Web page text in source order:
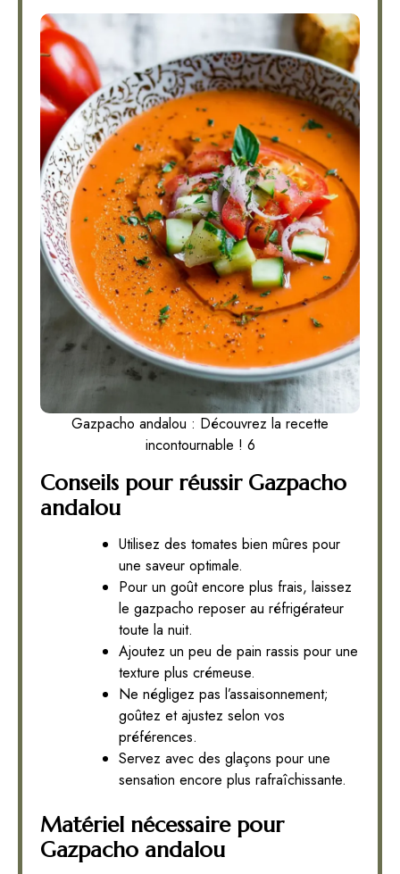
Gazpacho andalou : Découvrez la recette
incontournable ! 6
Conseils pour réussir Gazpacho
andalou
Utilisez des tomates bien mûres pour
une saveur optimale.
Pour un goût encore plus frais, laissez
le gazpacho reposer au réfrigérateur
toute la nuit.
Ajoutez un peu de pain rassis pour une
texture plus crémeuse.
Ne négligez pas l’assaisonnement;
goûtez et ajustez selon vos
préférences.
Servez avec des glaçons pour une
sensation encore plus rafraîchissante.
Matériel nécessaire pour
Gazpacho andalou